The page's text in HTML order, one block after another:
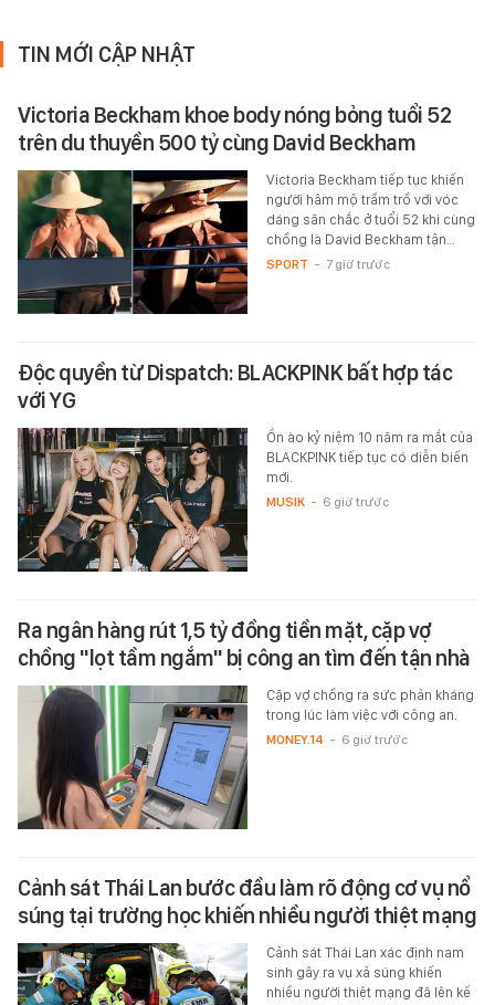
TIN MỚI CẬP NHẬT
Victoria Beckham khoe body nóng bỏng tuổi 52
trên du thuyền 500 tỷ cùng David Beckham
Victoria Beckham tiếp tục khiến
người hâm mộ trầm trồ với vóc
dáng săn chắc ở tuổi 52 khi cùng
chồng là David Beckham tận…
SPORT - 7 giờ trước
Độc quyền từ Dispatch: BLACKPINK bất hợp tác
với YG
Ồn ào kỷ niệm 10 năm ra mắt của
BLACKPINK tiếp tục có diễn biến
mới.
MUSIK - 6 giờ trước
Ra ngân hàng rút 1,5 tỷ đồng tiền mặt, cặp vợ
chồng "lọt tầm ngắm" bị công an tìm đến tận nhà
Cặp vợ chồng ra sức phản kháng
trong lúc làm việc với công an.
MONEY.14 - 6 giờ trước
Cảnh sát Thái Lan bước đầu làm rõ động cơ vụ nổ
súng tại trường học khiến nhiều người thiệt mạng
Cảnh sát Thái Lan xác định nam
sinh gây ra vụ xả súng khiến
nhiều người thiệt mạng đã lên kế